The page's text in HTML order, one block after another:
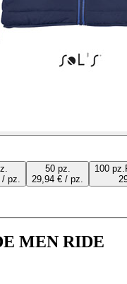
/ pz.
50 pz.
29,94 € / pz.
100 pz.
MEN RIDE